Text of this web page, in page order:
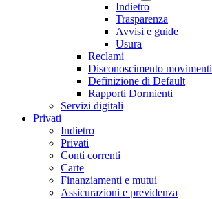
Indietro
Trasparenza
Avvisi e guide
Usura
Reclami
Disconoscimento movimenti
Definizione di Default
Rapporti Dormienti
Servizi digitali
Privati
Indietro
Privati
Conti correnti
Carte
Finanziamenti e mutui
Assicurazioni e previdenza